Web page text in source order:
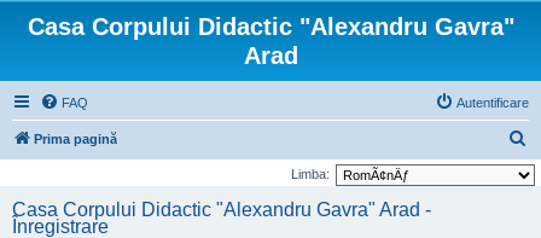
Casa Corpului Didactic "Alexandru Gavra"
Arad
FAQ Autentificare
Prima pagină
ă
Limba:
Casa Corpului Didactic "Alexandru Gavra" Arad -
Înregistrare